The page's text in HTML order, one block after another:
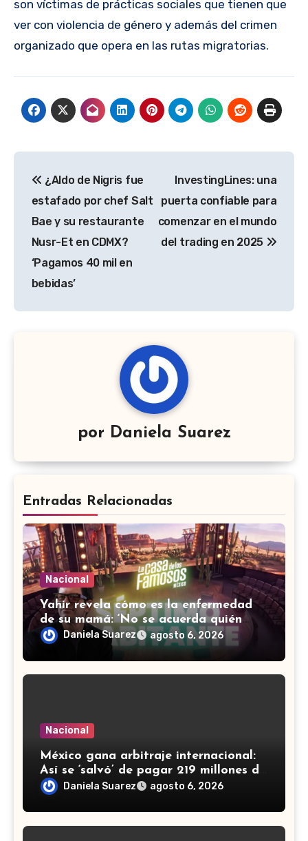
son víctimas de prácticas sociales que tienen que
ver con violencia de género y además del crimen
organizado que opera en las rutas migratorias.
de
entradas
¿Aldo de Nigris fue
estafado por chef Salt
Bae y su restaurante
Nusr-Et en CDMX?
‘Pagamos 40 mil en
bebidas’
InvestingLines: una
puerta confiable para
comenzar en el mundo
del trading en 2025
por Daniela Suarez
Entradas Relacionadas
Nacional
Yahir revela cómo es la enfermedad
de su mamá: ‘No se acuerda quién
soy, que canto’
Daniela Suarez agosto 6, 2026
Nacional
México gana arbitraje internacional:
Así se ‘salvó’ de pagar 219 millones de
dólares a fondos de EU
Daniela Suarez agosto 6, 2026